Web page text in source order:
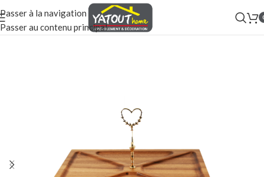
Passer à la navigation
Passer au contenu principal